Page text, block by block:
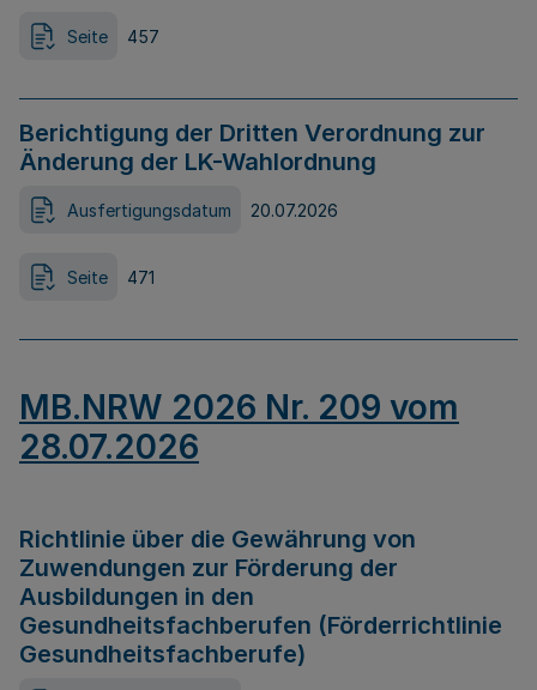
Seite 457
Berichtigung der Dritten Verordnung zur
Änderung der LK-Wahlordnung
Ausfertigungsdatum 20.07.2026
Seite 471
MB.NRW 2026 Nr. 209 vom
28.07.2026
Richtlinie über die Gewährung von
Zuwendungen zur Förderung der
Ausbildungen in den
Gesundheitsfachberufen (Förderrichtlinie
Gesundheitsfachberufe)